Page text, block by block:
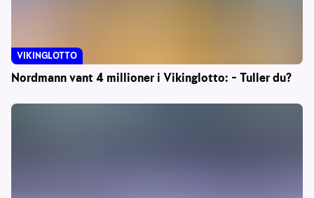
Nordmann vant 4 millioner i Vikinglotto: – Tuller du?
VIKINGLOTTO